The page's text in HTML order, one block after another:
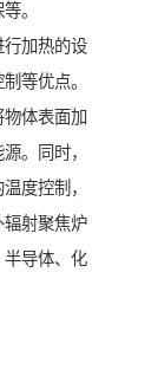
。
行加热的设
等优点。
体表面加
。同时，
度控制，
辐射聚焦炉
半导体、化